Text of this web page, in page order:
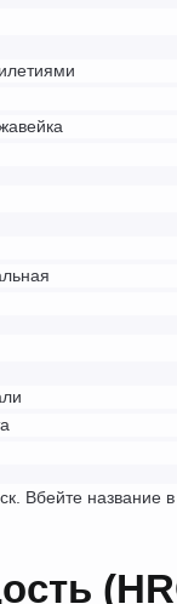
Вбейте название